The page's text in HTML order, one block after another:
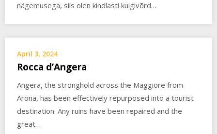
nägemusega, siis olen kindlasti kuigivõrd…
April 3, 2024
Rocca d’Angera
Angera, the stronghold across the Maggiore from
Arona, has been effectively repurposed into a tourist
destination. Any ruins have been repaired and the
great…